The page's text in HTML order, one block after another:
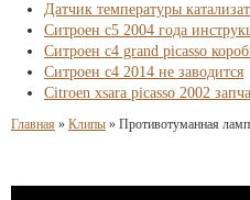
Датчик температуры
Ситроен с5 2004 года
Ситроен c4 grand picasso
Ситроен с4 2014 не заводится
Citroen xsara picasso 2002
Главная » Клипы » Противотуманная